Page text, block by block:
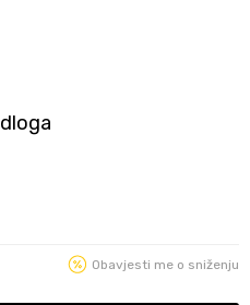
Obavjesti me o sniženju